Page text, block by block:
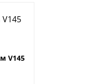
V145